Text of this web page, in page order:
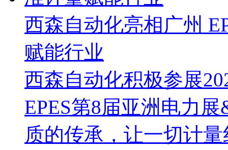
西森自动化亮相广州
赋能行业
西森自动化积极参展
EPES第8届亚洲电力
质的传承，让一切计